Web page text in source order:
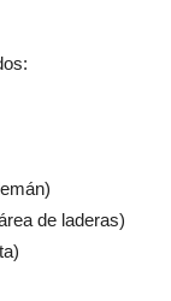
de laderas)